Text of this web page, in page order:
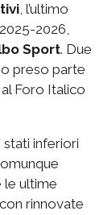
, l’ultimo
2026,
Sport. Due
preso parte
Foro Italico
inferiori
le ultime
rinnovate